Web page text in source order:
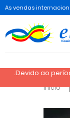
As vendas
.Devido ao
Inicio